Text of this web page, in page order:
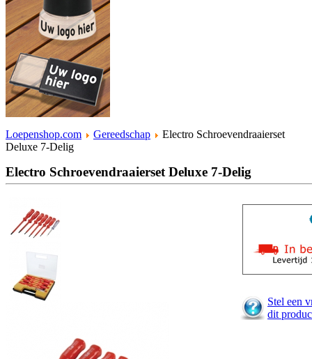
Loepenshop.com Gereedschap
Electro Schroevendraaierset
Deluxe 7-Delig
Electro Schroevendraaierset Deluxe 7-Delig
Stel een
dit